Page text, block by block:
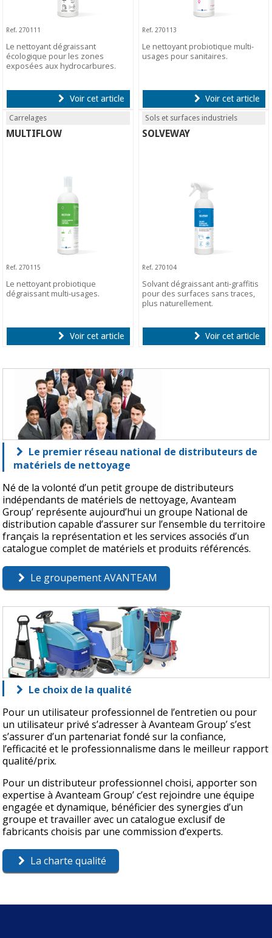
Ref. 270111
Le nettoyant dégraissant
écologique pour les zones
exposées aux hydrocarbures.
Voir cet article
Ref. 270113
Le nettoyant probiotique multi-
usages pour sanitaires.
Voir cet article
Carrelages
MULTIFLOW
Ref. 270115
Le nettoyant probiotique
dégraissant multi-usages.
Voir cet article
Sols et surfaces industriels
SOLVEWAY
Ref. 270104
Solvant dégraissant anti-graffitis
pour des surfaces sans traces,
plus naturellement.
Voir cet article
Le premier réseau national de distributeurs de
matériels de nettoyage
Né de la volonté d’un petit groupe de distributeurs
indépendants de matériels de nettoyage, Avanteam
Group’ représente aujourd’hui un groupe National de
distribution capable d’assurer sur l’ensemble du territoire
français la représentation et les services associés d’un
catalogue complet de matériels et produits référencés.
Le groupement AVANTEAM
Le choix de la qualité
Pour un utilisateur professionnel de l’entretien ou pour
un utilisateur privé s’adresser à Avanteam Group’ s’est
s’assurer d’un partenariat fondé sur la confiance,
l’efficacité et le professionnalisme dans le meilleur rapport
qualité/prix.
Pour un distributeur professionnel choisi, apporter son
expertise à Avanteam Group’ c’est rejoindre une équipe
engagée et dynamique, bénéficier des synergies d’un
groupe et travailler avec un catalogue exclusif de
fabricants choisis par une commission d’experts.
La charte qualité